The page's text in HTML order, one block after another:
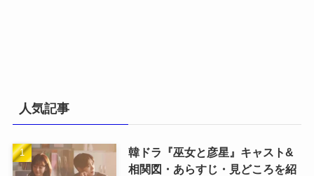
人気記事
韓ドラ『巫女と彦星』キャスト&
相関図・あらすじ・見どころを紹